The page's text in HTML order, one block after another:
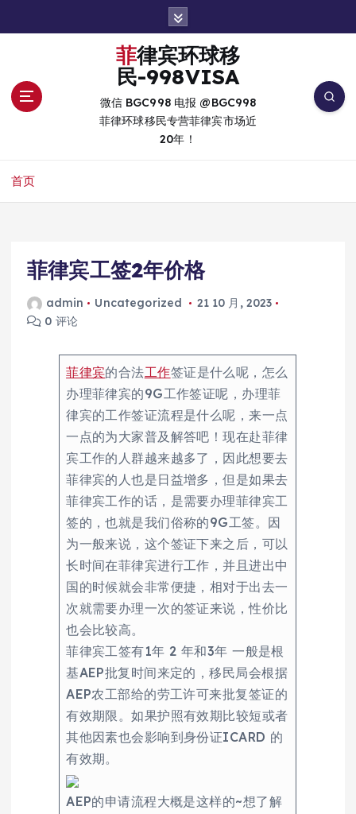
菲律宾环球移
民-998VISA
微信 BGC998 电报 @BGC998
菲律环球移民专营菲律宾市场近
20年！
首页
菲律宾工签2年价格
admin Uncategorized
21 10 月, 2023
0 评论
菲律宾的合法工作签证是什么呢，怎么
办理菲律宾的9G工作签证呢，办理菲
律宾的工作签证流程是什么呢，来一点
一点的为大家普及解答吧！现在赴菲律
宾工作的人群越来越多了，因此想要去
菲律宾的人也是日益增多，但是如果去
菲律宾工作的话，是需要办理菲律宾工
签的，也就是我们俗称的9G工签。因
为一般来说，这个签证下来之后，可以
长时间在菲律宾进行工作，并且进出中
国的时候就会非常便捷，相对于出去一
次就需要办理一次的签证来说，性价比
也会比较高。
菲律宾工签有1年 2 年和3年 一般是根
基AEP批复时间来定的，移民局会根据
AEP农工部给的劳工许可来批复签证的
有效期限。如果护照有效期比较短或者
其他因素也会影响到身份证ICARD 的
有效期。
AEP的申请流程大概是这样的~想了解